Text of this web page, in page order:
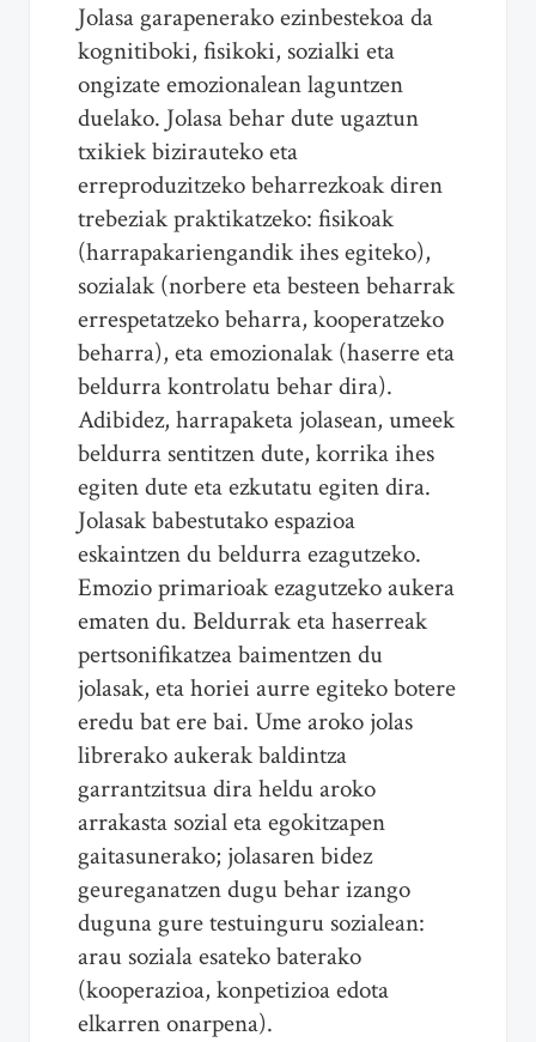
Jolasa garapenerako ezinbestekoa da
kognitiboki, fisikoki, sozialki eta
ongizate emozionalean laguntzen
duelako. Jolasa behar dute ugaztun
txikiek bizirauteko eta
erreproduzitzeko beharrezkoak diren
trebeziak praktikatzeko: fisikoak
(harrapakariengandik ihes egiteko),
sozialak (norbere eta besteen beharrak
errespetatzeko beharra, kooperatzeko
beharra), eta emozionalak (haserre eta
beldurra kontrolatu behar dira).
Adibidez, harrapaketa jolasean, umeek
beldurra sentitzen dute, korrika ihes
egiten dute eta ezkutatu egiten dira.
Jolasak babestutako espazioa
eskaintzen du beldurra ezagutzeko.
Emozio primarioak ezagutzeko aukera
ematen du. Beldurrak eta haserreak
pertsonifikatzea baimentzen du
jolasak, eta horiei aurre egiteko botere
eredu bat ere bai. Ume aroko jolas
librerako aukerak baldintza
garrantzitsua dira heldu aroko
arrakasta sozial eta egokitzapen
gaitasunerako; jolasaren bidez
geureganatzen dugu behar izango
duguna gure testuinguru sozialean:
arau soziala esateko baterako
(kooperazioa, konpetizioa edota
elkarren onarpena).